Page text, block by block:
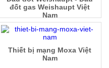
đốt gas Weishaupt Việt
Nam
Thiết bị mạng Moxa Việt
Nam